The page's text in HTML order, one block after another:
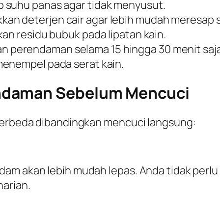
panas agar tidak menyusut.
deterjen cair agar lebih mudah meresap
residu bubuk pada lipatan kain.
perendaman selama 15 hingga 30 menit
pada serat kain.
Sebelum Mencuci
dibandingkan mencuci langsung:
akan lebih mudah lepas. Anda tidak